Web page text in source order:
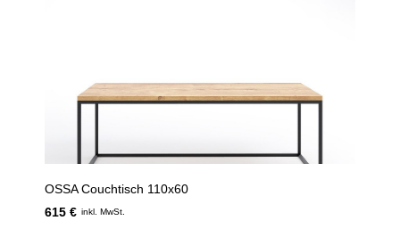
OSSA Couchtisch 110x60
615 € inkl. MwSt.